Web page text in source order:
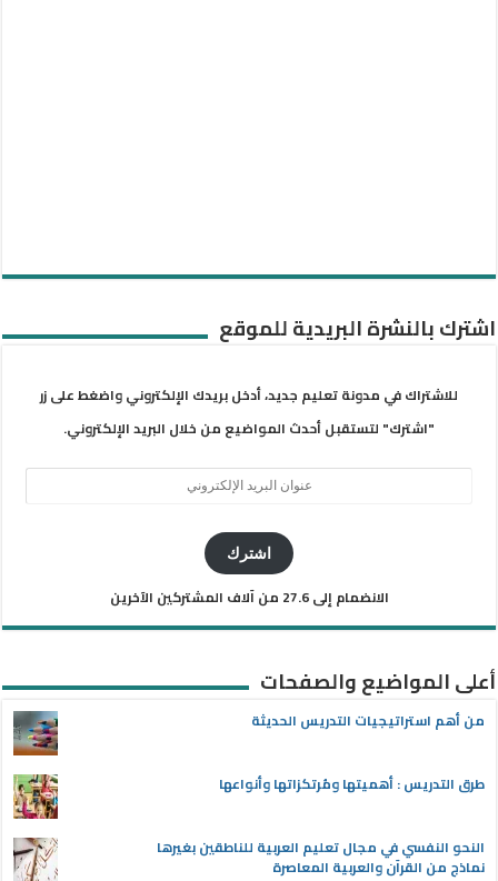
اشترك بالنشرة البريدية للموقع
للاشتراك في مدونة تعليم جديد، أدخل بريدك الإلكتروني واضغط على زر
"اشترك" لتستقبل أحدث المواضيع من خلال البريد الإلكتروني.
اشترك
الانضمام إلى 27.6 من آلاف المشتركين الآخرين
أعلى المواضيع والصفحات
من أهم استراتيجيات التدريس الحديثة
طرق التدريس : أهميتها ومُرتكزاتها وأنواعها
النحو النفسي في مجال تعليم العربية للناطقين بغيرها
نماذج من القرآن والعربية المعاصرة